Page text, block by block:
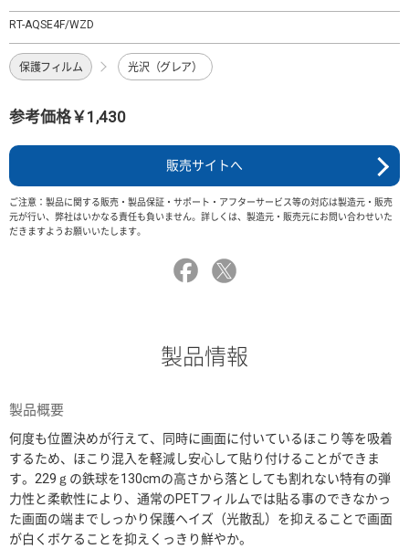
RT-AQSE4F/WZD
保護フィルム 光沢（グレア）
参考価格￥1,430
販売サイトへ
ご注意：製品に関する販売・製品保証・サポート・アフターサービス等の対応は製造元・販売
元が行い、弊社はいかなる責任も負いません。詳しくは、製造元・販売元にお問い合わせいた
だきますようお願いいたします。
製品情報
製品概要
何度も位置決めが行えて、同時に画面に付いているほこり等を吸着
するため、ほこり混入を軽減し安心して貼り付けることができま
す。229ｇの鉄球を130cmの高さから落としても割れない特有の弾
力性と柔軟性により、通常のPETフィルムでは貼る事のできなかっ
た画面の端までしっかり保護ヘイズ（光散乱）を抑えることで画面
が白くボケることを抑えくっきり鮮やか。